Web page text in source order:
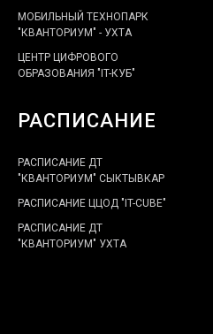
МОБИЛЬНЫЙ ТЕХНОПАРК
"КВАНТОРИУМ" - УХТА
ЦЕНТР ЦИФРОВОГО
ОБРАЗОВАНИЯ "IT-КУБ"
РАСПИСАНИЕ
РАСПИСАНИЕ ДТ
"КВАНТОРИУМ" СЫКТЫВКАР
РАСПИСАНИЕ ЦЦОД "IT-CUBE"
РАСПИСАНИЕ ДТ
"КВАНТОРИУМ" УХТА